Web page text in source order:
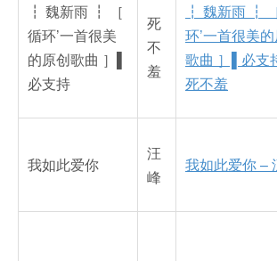
┇ 魏新雨 ┇ ［
循环’一首很美
的原创歌曲 ］▌
必支持
死
不
羞
┇ 魏新雨 ┇
环’一首很美
歌曲 ］▌必支
死不羞
我如此爱你
汪
峰
我如此爱你 –